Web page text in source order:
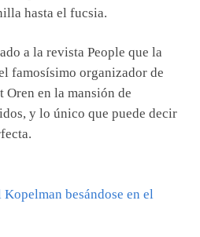
hasta el fucsia.
a la revista People que la
famosísimo organizador de
en la mansión de
y lo único que puede decir